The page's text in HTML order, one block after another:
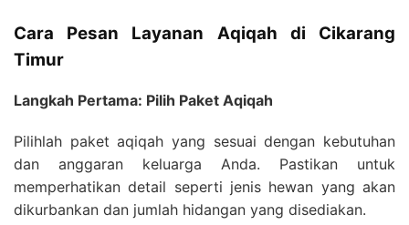
Cara Pesan Layanan Aqiqah di Cikarang
Timur
Langkah Pertama: Pilih Paket Aqiqah
Pilihlah paket aqiqah yang sesuai dengan kebutuhan
dan anggaran keluarga Anda. Pastikan untuk
memperhatikan detail seperti jenis hewan yang akan
dikurbankan dan jumlah hidangan yang disediakan.